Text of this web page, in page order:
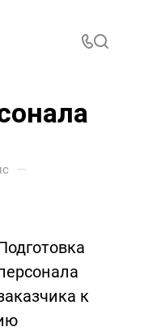
—
к